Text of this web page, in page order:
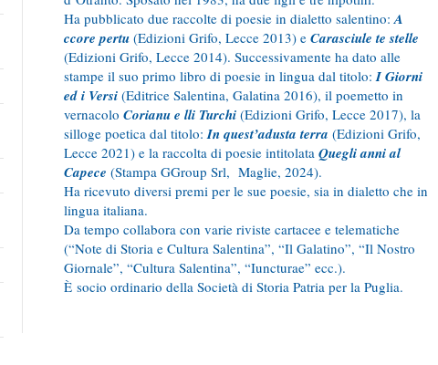
Ha pubblicato due raccolte di poesie in dialetto salentino:A
ccore pertu (Edizioni Grifo, Lecce 2013) eCarasciule te stelle
(Edizioni Grifo, Lecce 2014). Successivamente ha dato alle
stampe il suo primo libro di poesie in lingua dal titolo:I Giorni
ed i Versi (Editrice Salentina, Galatina 2016), il poemetto in
vernacoloCorianu e lli Turchi (Edizioni Grifo, Lecce 2017), la
silloge poetica dal titolo:In quest’adusta terra (Edizioni Grifo,
Lecce 2021) e la raccolta di poesie intitolataQuegli anni al
Capece (Stampa GGroup Srl, Maglie, 2024).
Ha ricevuto diversi premi per le sue poesie, sia in dialetto che in
lingua italiana.
Da tempo collabora con varie riviste cartacee e telematiche
(“Note di Storia e Cultura Salentina”, “Il Galatino”, “Il Nostro
Giornale”, “Cultura Salentina”, “Iuncturae” ecc.).
È socio ordinario della Società di Storia Patria per la Puglia.